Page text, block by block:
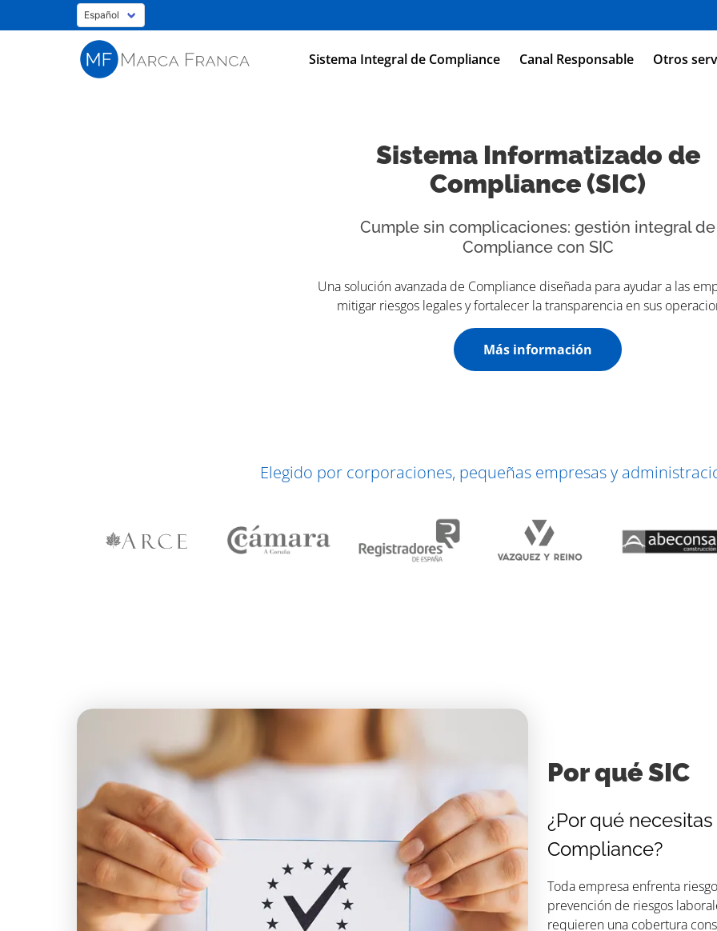
Sistema Integral de Compliance Canal Responsable Otros
Sistema Informatizado de
Compliance (SIC)
Cumple sin complicaciones: gestión integral de
Compliance con SIC
Una solución avanzada de Compliance diseñada para ayudar a las
mitigar riesgos legales y fortalecer la transparencia en sus
Más información
Elegido por corporaciones, pequeñas empresas y
Por qué SIC
¿Por qué
Compliance?
Toda empresa enfrenta
prevención de riesgos
requieren una cobertura